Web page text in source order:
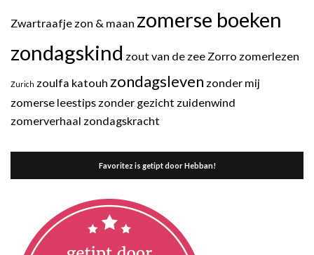
Zwartraafje zon & maan zomerse boeken
zondagskind zout van de zee Zorro zomerlezen
Zurich zoulfa katouh zondagsleven zonder mij
zomerse leestips zonder gezicht zuidenwind
zomerverhaal zondagskracht
Favoritez is getipt door Hebban!